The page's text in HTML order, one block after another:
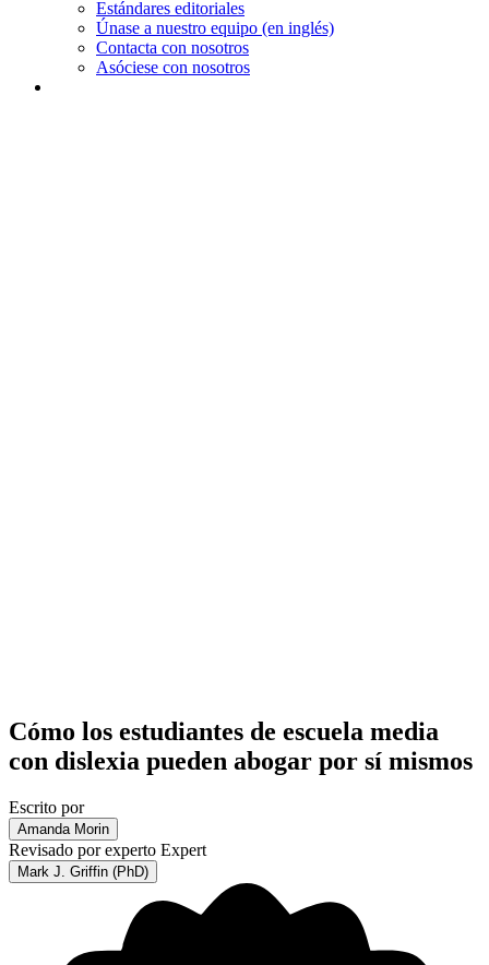
Estándares editoriales
Únase a nuestro equipo (en inglés)
Contacta con nosotros
Asóciese con nosotros
Cómo los estudiantes de escuela media
con dislexia pueden abogar por sí mismos
Escrito por
Amanda Morin
Revisado por experto Expert
Mark J. Griffin (PhD)